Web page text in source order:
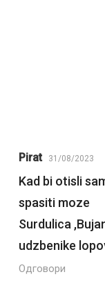
Pirat 31/08/2023
Kad bi otisli
spasiti moze
Surdulica
udzbenike
Одговори